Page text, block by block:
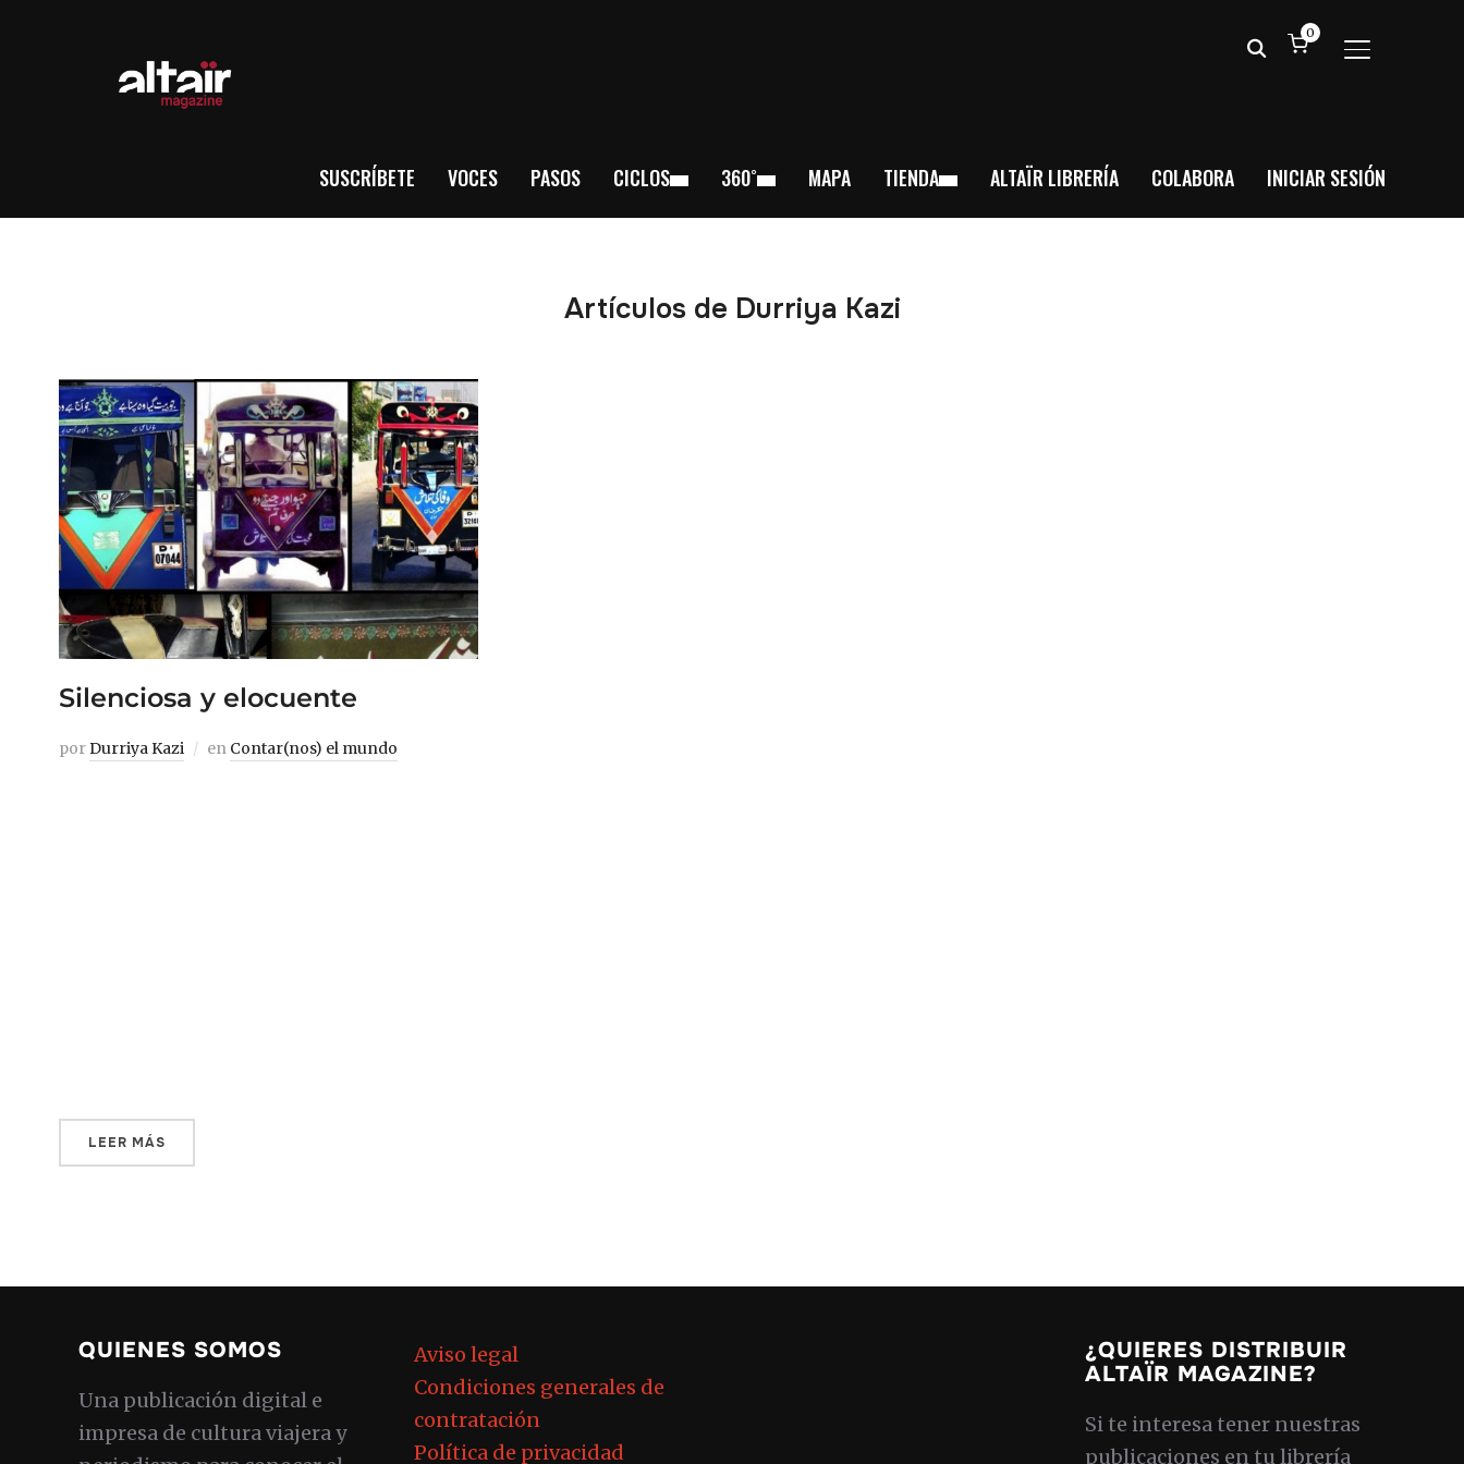
ALTERNAR
0
SUSCRÍBETE VOCES PASOS CICLOS 360˚ MAPA TIENDA ALTAÏR LIBRERÍA COLABORA INICIAR SESIÓN
Artículos de Durriya Kazi
Silenciosa y elocuente
porDurriya Kazi en Contar(nos) el mundo
LEER MÁS
QUIENES SOMOS
Una publicación digital e
impresa de cultura viajera y
Aviso legal
Condiciones generales de
contratación
Política de privacidad
¿QUIERES DISTRIBUIR
ALTAÏR MAGAZINE?
Si te interesa tener nuestras
publicaciones en tu librería